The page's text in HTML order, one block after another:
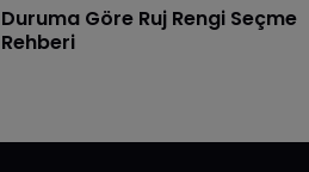
Duruma Göre Ruj Rengi Seçme
Rehberi